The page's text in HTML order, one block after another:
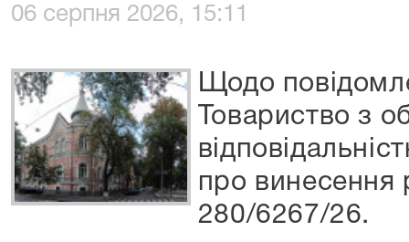
06 серпня 2026, 15:11
Щодо
Товариство з
про винесення
280/6267/26.